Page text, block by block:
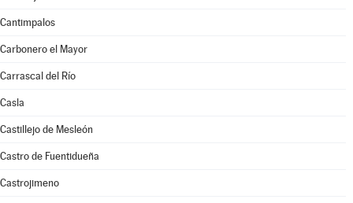
Cantimpalos
Carbonero el Mayor
Carrascal del Río
Casla
Castillejo de Mesleón
Castro de Fuentidueña
Castrojimeno